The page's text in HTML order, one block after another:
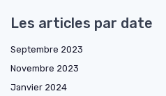
Les articles par date
Septembre 2023
Novembre 2023
Janvier 2024